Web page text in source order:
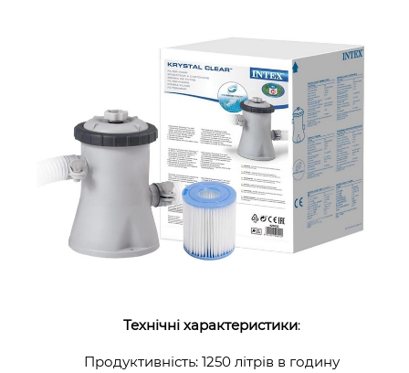
Технічні характеристики:
Продуктивність: 1250 літрів в годину